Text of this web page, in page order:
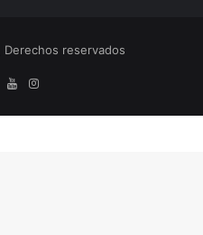
reservados